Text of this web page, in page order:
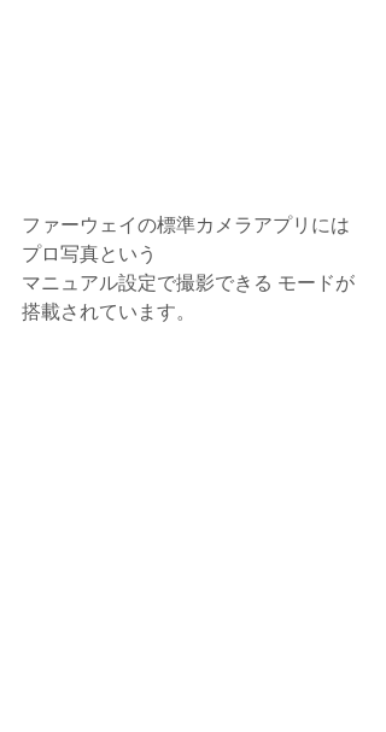
ファーウェイの標準カメラアプリには
プロ写真という
マニュアル設定で撮影できる モードが
搭載されています。